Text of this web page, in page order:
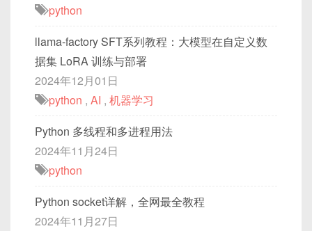
python
llama-factory SFT系列教程：大模型在自定义数
据集 LoRA 训练与部署
2024年12月01日
python , AI , 机器学习
Python 多线程和多进程用法
2024年11月24日
python
Python socket详解，全网最全教程
2024年11月27日